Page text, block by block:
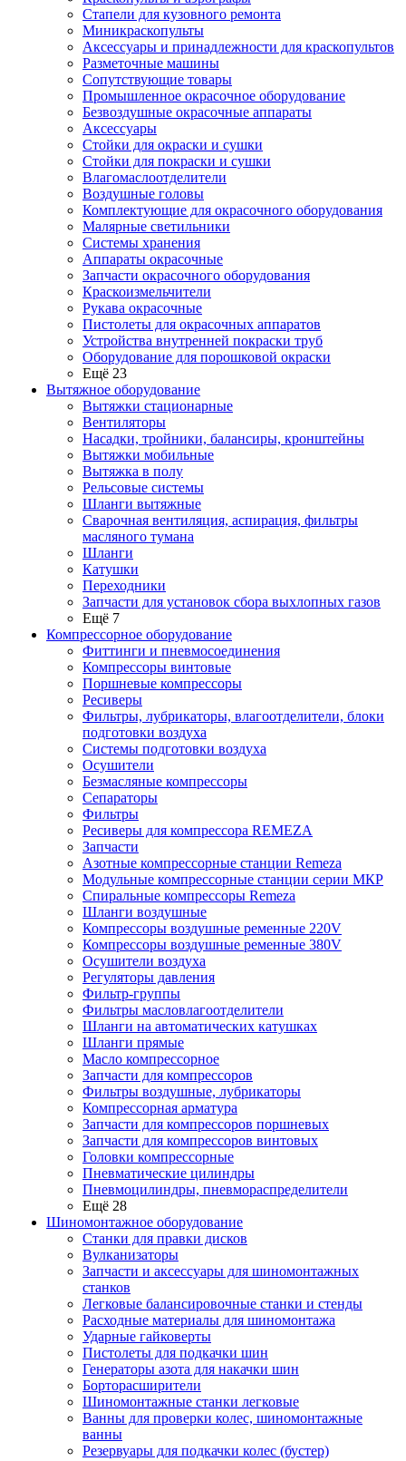
Стапели для кузовного ремонта
Миникраскопульты
Аксессуары и принадлежности для краскопультов
Разметочные машины
Сопутствующие товары
Промышленное окрасочное оборудование
Безвоздушные окрасочные аппараты
Аксессуары
Стойки для окраски и сушки
Стойки для покраски и сушки
Влагомаслоотделители
Воздушные головы
Комплектующие для окрасочного оборудования
Малярные светильники
Системы хранения
Аппараты окрасочные
Запчасти окрасочного оборудования
Краскоизмельчители
Рукава окрасочные
Пистолеты для окрасочных аппаратов
Устройства внутренней покраски труб
Оборудование для порошковой окраски
Ещё 23
Вытяжное оборудование
Вытяжки стационарные
Вентиляторы
Насадки, тройники, балансиры, кронштейны
Вытяжки мобильные
Вытяжка в полу
Рельсовые системы
Шланги вытяжные
Сварочная вентиляция, аспирация, фильтры
масляного тумана
Шланги
Катушки
Переходники
Запчасти для установок сбора выхлопных газов
Ещё 7
Компрессорное оборудование
Фиттинги и пневмосоединения
Компрессоры винтовые
Поршневые компрессоры
Ресиверы
Фильтры, лубрикаторы, влагоотделители, блоки
подготовки воздуха
Системы подготовки воздуха
Осушители
Безмасляные компрессоры
Сепараторы
Фильтры
Ресиверы для компрессора REMEZA
Запчасти
Азотные компрессорные станции Remeza
Модульные компрессорные станции серии МКР
Спиральные компрессоры Remeza
Шланги воздушные
Компрессоры воздушные ременные 220V
Компрессоры воздушные ременные 380V
Осушители воздуха
Регуляторы давления
Фильтр-группы
Фильтры масловлагоотделители
Шланги на автоматических катушках
Шланги прямые
Масло компрессорное
Запчасти для компрессоров
Фильтры воздушные, лубрикаторы
Компрессорная арматура
Запчасти для компрессоров поршневых
Запчасти для компрессоров винтовых
Головки компрессорные
Пневматические цилиндры
Пневмоцилиндры, пневмораспределители
Ещё 28
Шиномонтажное оборудование
Станки для правки дисков
Вулканизаторы
Запчасти и аксессуары для шиномонтажных
станков
Легковые балансировочные станки и стенды
Расходные материалы для шиномонтажа
Ударные гайковерты
Пистолеты для подкачки шин
Генераторы азота для накачки шин
Борторасширители
Шиномонтажные станки легковые
Ванны для проверки колес, шиномонтажные
ванны
Резервуары для подкачки колес (бустер)